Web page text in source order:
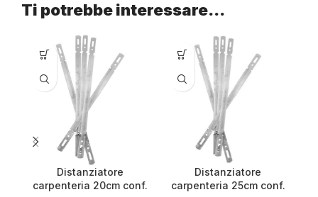
Ti potrebbe interessare…
Distanziatore
carpenteria 20cm conf.
Distanziatore
carpenteria 25cm conf.